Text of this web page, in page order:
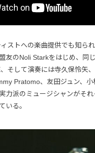
ストへの楽曲提供でも知ら
友のNoli Starkをはじめ、同
そして演奏には寺久保怜矢
Pratomo、友田ジュン、
力派のミュージシャンがそ
いる。